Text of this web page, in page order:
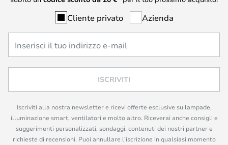
Cliente privato Azienda
ISCRIVITI
Iscriviti alla nostra newsletter e ricevi offerte esclusive su lampade,
illuminazione smart, ventilatori e molto altro. Riceverai anche consigli e
suggerimenti personalizzati, sondaggi, contenuti dei nostri partner e
richieste di recensioni. Puoi annullare l’iscrizione in qualsiasi momento